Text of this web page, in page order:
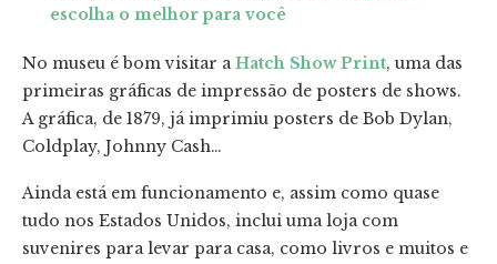
escolha o melhor para você
No museu é bom visitar a Hatch Show Print, uma das
primeiras gráficas de impressão de posters de shows.
A gráfica, de 1879, já imprimiu posters de Bob Dylan,
Coldplay, Johnny Cash…
Ainda está em funcionamento e, assim como quase
tudo nos Estados Unidos, inclui uma loja com
suvenires para levar para casa, como livros e muitos e